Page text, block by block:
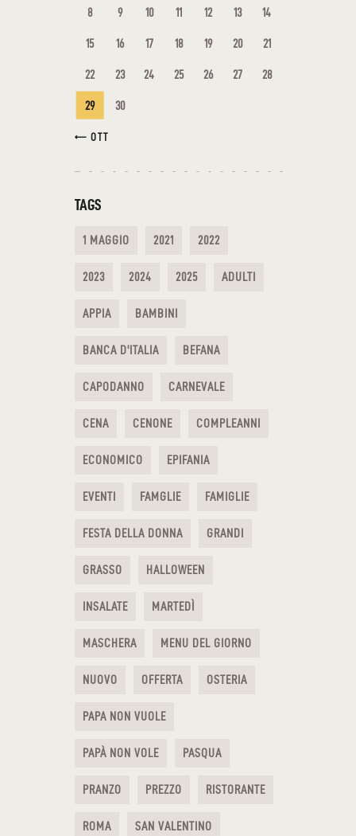
8 9 10 11 12 13 14
15 16 17 18 19 20 21
22 23 24 25 26 27 28
29 30
« OTT
TAGS
1 MAGGIO 2021 2022
2023 2024 2025 ADULTI
APPIA BAMBINI
BANCA D'ITALIA BEFANA
CAPODANNO CARNEVALE
CENA CENONE COMPLEANNI
ECONOMICO EPIFANIA
EVENTI FAMGLIE FAMIGLIE
FESTA DELLA DONNA GRANDI
GRASSO HALLOWEEN
INSALATE MARTEDÌ
MASCHERA MENU DEL GIORNO
NUOVO OFFERTA OSTERIA
PAPA NON VUOLE
PAPÀ NON VOLE PASQUA
PRANZO PREZZO RISTORANTE
ROMA SAN VALENTINO